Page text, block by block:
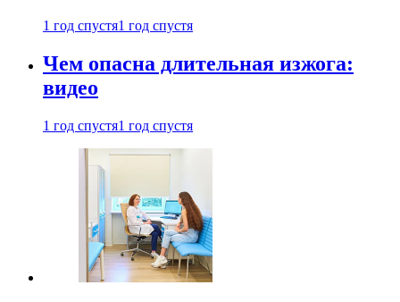
1 год спустя1 год спустя
Чем опасна длительная изжога:
видео
1 год спустя1 год спустя